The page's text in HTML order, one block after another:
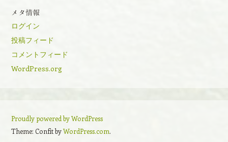
メタ情報
ログイン
投稿フィード
コメントフィード
WordPress.org
Proudly powered by WordPress
Theme: Confit byWordPress.com.